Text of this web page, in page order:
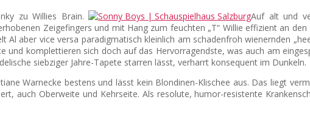
zu Willies Brain.
Auf alt und
Zeigefingers und mit Hang zum feuchten „T“ Willie effizient an
aber vice versa paradigmatisch kleinlich am schadenfroh wienernden
und komplettieren sich doch auf das Hervorragendste, was auch am
siebziger Jahre-Tapete starren lässt, verharrt konsequent im Dunkeln.
Warnecke bestens und lässt kein Blondinen-Klischee aus. Das liegt
auch Oberweite und Kehrseite. Als resolute, humor-resistente